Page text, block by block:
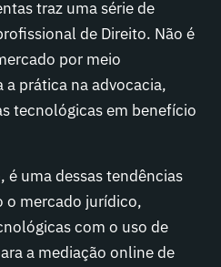
traz uma série de
de Direito. Não é
por meio
prática na advocacia,
tecnológicas em benefício
uma dessas tendências
o mercado jurídico,
com o uso de
a mediação online de